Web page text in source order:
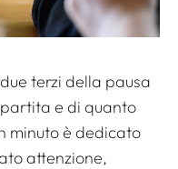
terzi della pausa
e di quanto
minuto è dedicato
attenzione,